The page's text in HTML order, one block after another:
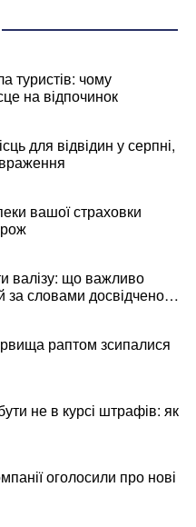
туристів: чому
на відпочинок
для відвідин у серпні,
вашої страховки
валізу: що важливо
за словами досвідченої
раптом зсипалися
не в курсі штрафів: як
оголосили про нові